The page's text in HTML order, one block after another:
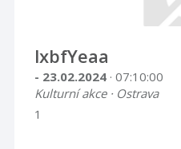
lxbfYeaa
- 23.02.2024 · 07:10:00
Kulturní akce · Ostrava
1